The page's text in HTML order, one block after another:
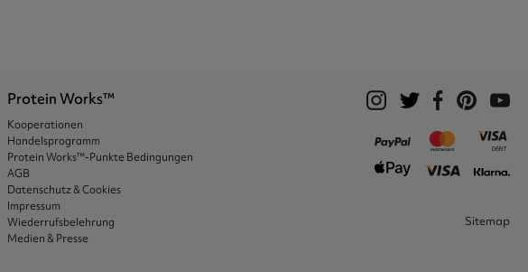
Protein Works™
Kooperationen
Handelsprogramm
Protein Works™-Punkte Bedingungen
AGB
Datenschutz & Cookies
Impressum
Wiederrufsbelehrung
Medien & Presse
Sitemap